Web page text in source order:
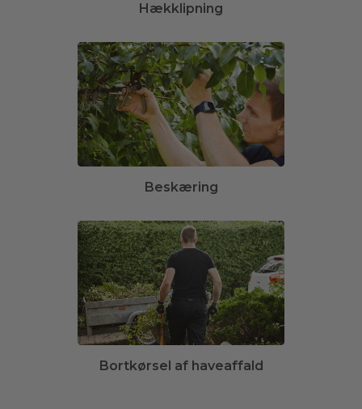
Hækklipning
Beskæring
Bortkørsel af haveaffald